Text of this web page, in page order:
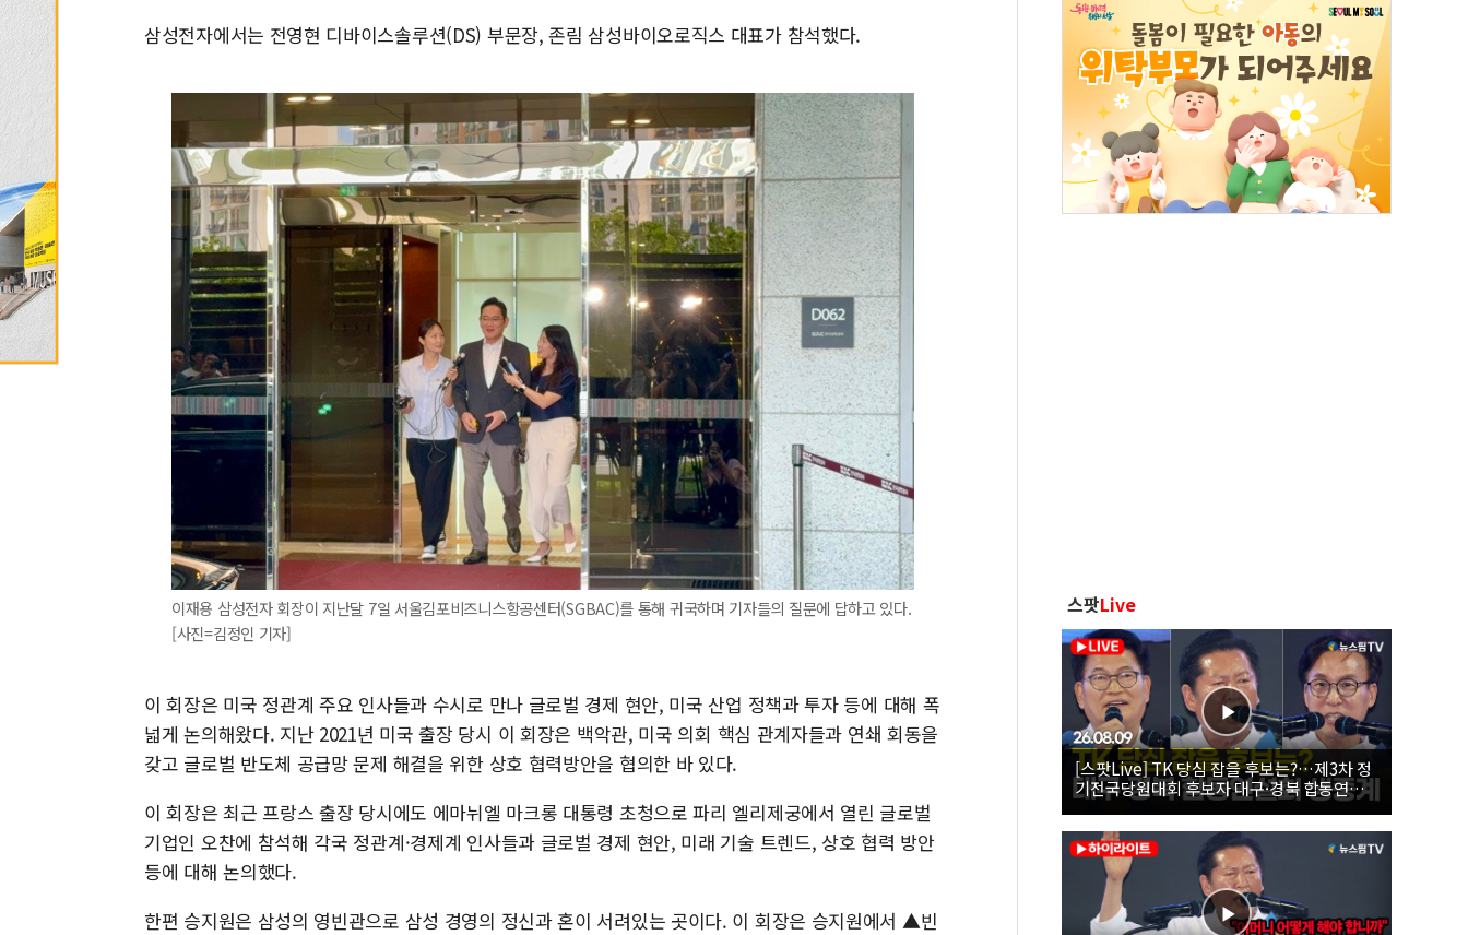
삼성전자에서는 전영현 디바이스솔루션(DS) 부문장, 존림 삼성바이오로직스 대표가 참석했다.
이재용 삼성전자 회장이 지난달 7일 서울김포비즈니스항공센터(SGBAC)를 통해 귀국하며 기자들의 질문에 답하고 있다.
[사진=김정인 기자]
이 회장은 미국 정관계 주요 인사들과 수시로 만나 글로벌 경제 현안, 미국 산업 정책과 투자 등에 대해 폭
넓게 논의해왔다. 지난 2021년 미국 출장 당시 이 회장은 백악관, 미국 의회 핵심 관계자들과 연쇄 회동을
갖고 글로벌 반도체 공급망 문제 해결을 위한 상호 협력방안을 협의한 바 있다.
이 회장은 최근 프랑스 출장 당시에도 에마뉘엘 마크롱 대통령 초청으로 파리 엘리제궁에서 열린 글로벌
기업인 오찬에 참석해 각국 정관계·경제계 인사들과 글로벌 경제 현안, 미래 기술 트렌드, 상호 협력 방안
등에 대해 논의했다.
한편 승지원은 삼성의 영빈관으로 삼성 경영의 정신과 혼이 서려있는 곳이다. 이 회장은 승지원에서 ▲빈
스팟Live
[스팟Live] TK 당심 잡을 후보는?…제3차 정
기전국당원대회 후보자 대구·경북 합동연설
회 생중계 | 26.08.09